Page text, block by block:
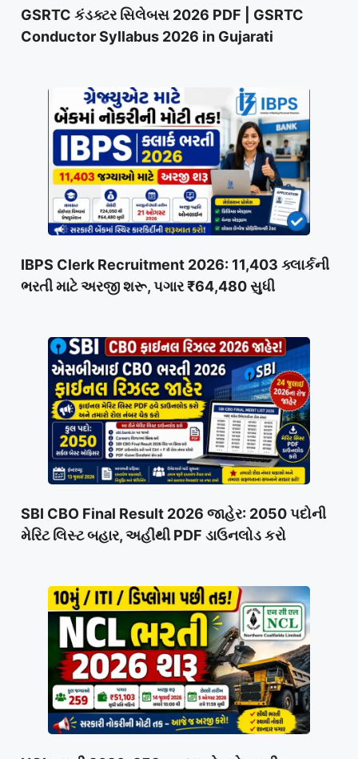
GSRTC કંડક્ટર સિલેબસ 2026 PDF | GSRTC
Conductor Syllabus 2026 in Gujarati
IBPS Clerk Recruitment 2026: 11,403 ક્લાર્કની
ભરતી માટે અરજી શરૂ, પગાર ₹64,480 સુધી
SBI CBO Final Result 2026 જાહેર: 2050 પદોની
મેરિટ લિસ્ટ બહાર, અહીંથી PDF ડાઉનલોડ કરો